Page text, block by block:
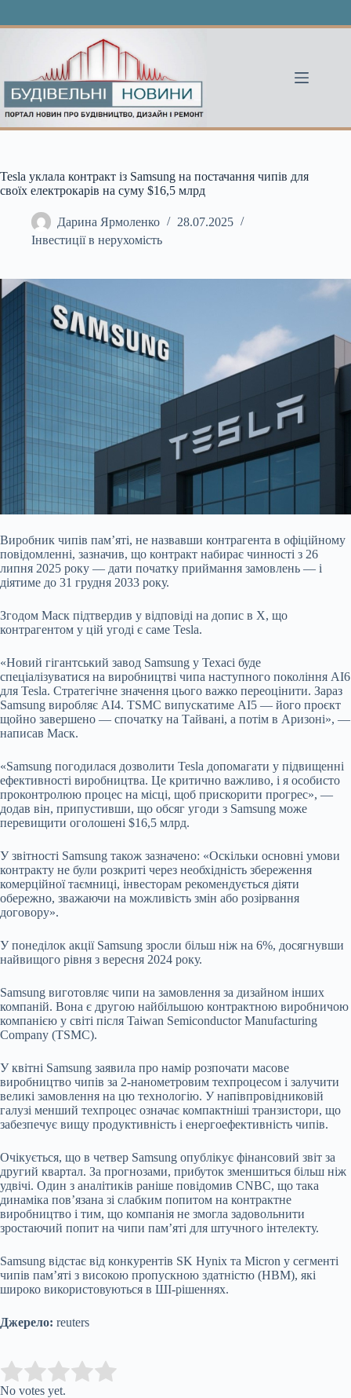
Tesla уклала контракт із Samsung на постачання чипів для
своїх електрокарів на суму $16,5 млрд
Дарина Ярмоленко
28.07.2025
Інвестиції в нерухомість
Виробник чипів пам’яті, не назвавши контрагента в офіційному
повідомленні, зазначив, що контракт набирає чинності з 26
липня 2025 року — дати початку приймання замовлень — і
діятиме до 31 грудня 2033 року.
Згодом Маск підтвердив у відповіді на допис в X, що
контрагентом у цій угоді є саме Tesla.
«Новий гігантський завод Samsung у Техасі буде
спеціалізуватися на виробництві чипа наступного покоління AI6
для Tesla. Стратегічне значення цього важко переоцінити. Зараз
Samsung виробляє AI4. TSMC випускатиме AI5 — його проєкт
щойно завершено — спочатку на Тайвані, а потім в Аризоні», —
написав Маск.
«Samsung погодилася дозволити Tesla допомагати у підвищенні
ефективності виробництва. Це критично важливо, і я особисто
проконтролюю процес на місці, щоб прискорити прогрес», —
додав він, припустивши, що обсяг угоди з Samsung може
перевищити оголошені $16,5 млрд.
У звітності Samsung також зазначено: «Оскільки основні умови
контракту не були розкриті через необхідність збереження
комерційної таємниці, інвесторам рекомендується діяти
обережно, зважаючи на можливість змін або розірвання
договору».
У понеділок акції Samsung зросли більш ніж на 6%, досягнувши
найвищого рівня з вересня 2024 року.
Samsung виготовляє чипи на замовлення за дизайном інших
компаній. Вона є другою найбільшою контрактною виробничою
компанією у світі після Taiwan Semiconductor Manufacturing
Company (TSMC).
У квітні Samsung заявила про намір розпочати масове
виробництво чипів за 2-нанометровим техпроцесом і залучити
великі замовлення на цю технологію. У напівпровідниковій
галузі менший техпроцес означає компактніші транзистори, що
забезпечує вищу продуктивність і енергоефективність чипів.
Очікується, що в четвер Samsung опублікує фінансовий звіт за
другий квартал. За прогнозами, прибуток зменшиться більш ніж
удвічі. Один з аналітиків раніше повідомив CNBC, що така
динаміка пов’язана зі слабким попитом на контрактне
виробництво і тим, що компанія не змогла задовольнити
зростаючий попит на чипи пам’яті для штучного інтелекту.
Samsung відстає від конкурентів SK Hynix та Micron у сегменті
чипів пам’яті з високою пропускною здатністю (HBM), які
широко використовуються в ШІ-рішеннях.
Джерело: reuters
Rate this item:
No votes yet.